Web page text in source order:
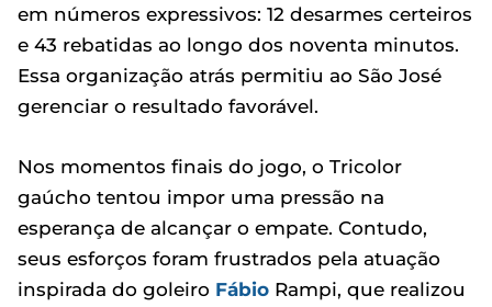
em números expressivos: 12 desarmes certeiros
e 43 rebatidas ao longo dos noventa minutos.
Essa organização atrás permitiu ao São José
gerenciar o resultado favorável.
Nos momentos finais do jogo, o Tricolor
gaúcho tentou impor uma pressão na
esperança de alcançar o empate. Contudo,
seus esforços foram frustrados pela atuação
inspirada do goleiro Fábio Rampi, que realizou